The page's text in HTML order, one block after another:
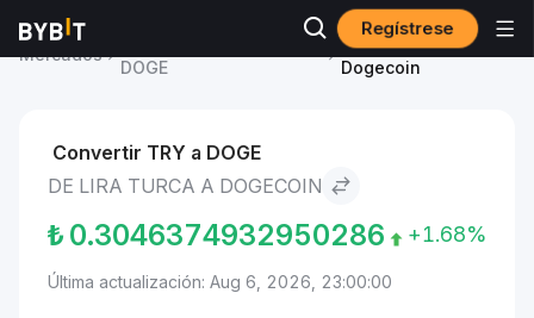
Regístrese
Mercados
DOGE
Lira turca to
Dogecoin
Convertir TRY a DOGE
DE LIRA TURCA A DOGECOIN
₺ 0.3046374932950286 +1.68%
Última actualización: Aug 6, 2026, 23:00:00